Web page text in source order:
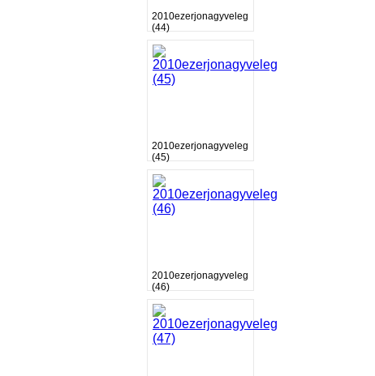
2010ezerjonagyveleg
(44)
2010ezerjonagyveleg
(45)
2010ezerjonagyveleg
(46)